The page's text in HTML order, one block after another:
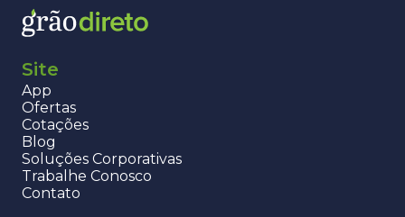
Site
App
Ofertas
Cotações
Blog
Soluções Corporativas
Trabalhe Conosco
Contato